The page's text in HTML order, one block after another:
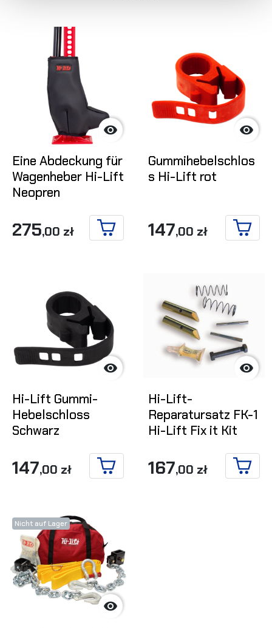

Eine Abdeckung für
Wagenheber Hi-Lift
Neopren
275,00 zł
IN DEN WARENKORB

Gummihebelschlos
s Hi-Lift rot
147,00 zł
IN

Hi-Lift Gummi-
Hebelschloss
Schwarz
147,00 zł
IN DEN WARENKORB

Hi-Lift-
Reparatursatz FK-1
Hi-Lift Fix it Kit
167,00 zł
IN
Nicht auf Lager
